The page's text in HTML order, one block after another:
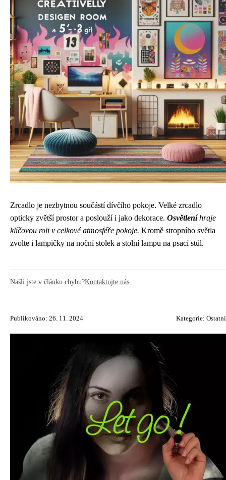
Zrcadlo je nezbytnou součástí dívčího pokoje. Velké zrcadlo
opticky zvětší prostor a poslouží i jako dekorace. Osvětleníhraje
klíčovou roli v celkové atmosféře pokoje. Kromě stropního světla
zvolte i lampičky na noční stolek a stolní lampu na psací stůl.
Našli jste v článku chybu?Kontaktujte nás
Publikováno: 26. 11. 2024 Kategorie: Ostatní